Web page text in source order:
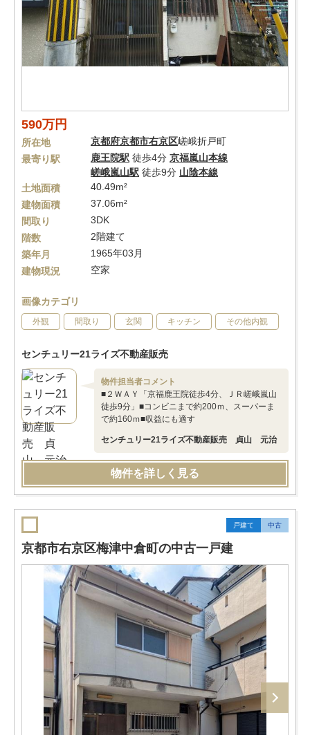
590万円
所在地 京都府京都市右京区嵯峨折戸町
最寄り駅
鹿王院駅 徒歩4分 京福嵐山本線
嵯峨嵐山駅 徒歩9分 山陰本線
土地面積
40.49m²
建物面積
37.06m²
間取り
3DK
階数
2階建て
築年月
1965年03月
建物現況
空家
画像カテゴリ
外観 間取り 玄関 キッチン その他内観
センチュリー21ライズ不動産販売
物件担当者コメント
■２ＷＡＹ「京福鹿王院徒歩4分、ＪＲ嵯峨嵐山
徒歩9分」■コンビニまで約200ｍ、スーパーま
で約160ｍ■収益にも適す
センチュリー21ライズ不動産販売 貞山 元治
物件を詳しく見る
戸建て 中古
京都市右京区梅津中倉町の中古一戸建